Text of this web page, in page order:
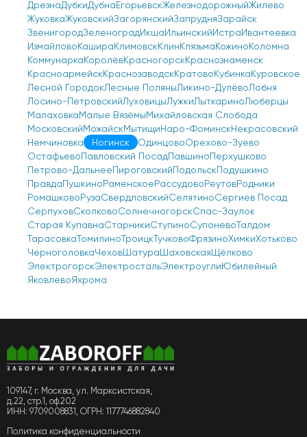
ДрезнаДубкиДубнаЕгорьевскЖелезнодорожныйЖилево
ЖуковкаЖуковскийЗагорянскийЗапрудняЗарайск
ЗвенигородЗеленоградИкшаИльинскийИстраИвантеевка
ИзмайловоКашираКлимовскКлинКлязьмаКожиноКоломна
КоммунаркаКоролёвКрасногорскКраснознаменск
КрасноармейскКраснозаводскКратовоКубинкаКуровское
Лесной ГородокЛесные ПоляныЛикино-ДулёвоЛобня
Лосино-ПетровскийЛуховицыЛужкиЛыткариноЛюберцы
МалаховкаМалые ВязёмыМихайловская Слобода
МосковскийМожайскМытищиНаро-ФоминскНекрасовский
Немчиновка
Ногинск ОдинцовоОрехово-Зуево
ОстафьевоПавловский ПосадПавшиноПерхушково
Петрово-ДальнееПироговскийПодольскПодушкино
ПравдаПушкиноРаменскоеРассудовоРеутовРодники
РомашковоРузаСвердловскийСелятиноСергиев Посад
СерпуховСколковоСолнечногорскСпас-Заулок
Старая КупавнаСтарникиСтупиноСупоневоТалдом
ТарасовкаТомилиноТроицкТучковоФрязиноХимкиХотьково
ЧерноголовкаЧеховШатураШаховскаяЩёлково
ЭлектрогорскЭлектростальЭлектроуглиЮбилейный
ЯковлевоЯхрома
109147, г. Москва, ул. Марксистская,
д.22, стр.1, оф.202
ИНН: 9709008831, ОГРН: 1177746882840
Политика конфиденциальности